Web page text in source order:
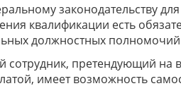
законодательству
квалификации есть
должностных
сотрудник, претендующий
имеет возможность